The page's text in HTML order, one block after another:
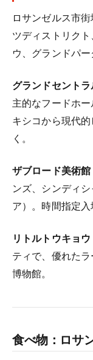
ロサンゼルス市
ツディストリク
ウ、グランドパー
グランドセント
主的なフードホ
キシコから現代
く。
ザブロード美術館
ンズ、シンディ
ア）。時間指定入
リトルトウキョウ
ティで、優れた
博物館。
食べ物：ロサ